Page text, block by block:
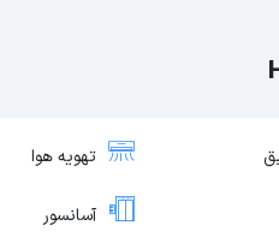
تهویه هوا
آسانسور